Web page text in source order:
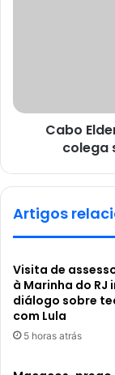
Cabo
colega
Artigos
Visita de
à Marinha do RJ
diálogo sobre
com Lula
5 horas atrás